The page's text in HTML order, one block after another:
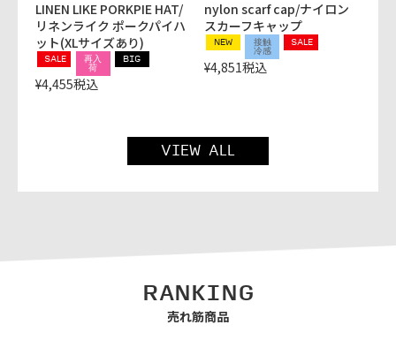
LINEN LIKE PORKPIE HAT/
リネンライク ポークパイハ
ット(XLサイズあり)
SALE 再入
荷
BIG
¥4,455税込
nylon scarf cap/ナイロン
スカーフキャップ
NEW 接触
冷感
SALE
¥4,851税込
VIEW ALL
RANKING
売れ筋商品